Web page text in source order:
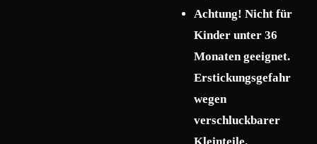
Achtung! Nicht für
Kinder unter 36
Monaten geeignet.
Erstickungsgefahr
wegen
verschluckbarer
Kleinteile.